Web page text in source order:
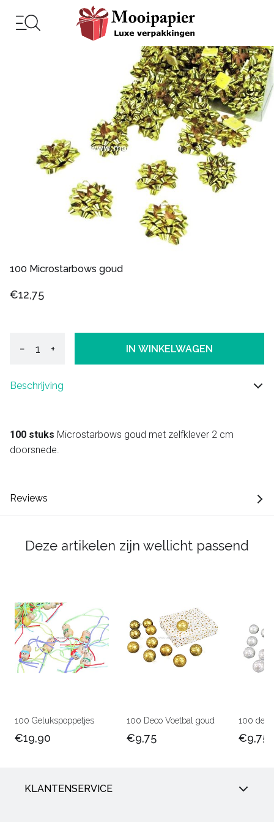
100 Microstarbows goud
€12,75
− + IN WINKELWAGEN
Beschrijving
100 stuks Microstarbows goud met zelfklever 2 cm
doorsnede.
Reviews
Deze artikelen zijn wellicht passend
100 Gelukspoppetjes
€19,90
100 Deco Voetbal goud
€9,75
100
€9,75
KLANTENSERVICE